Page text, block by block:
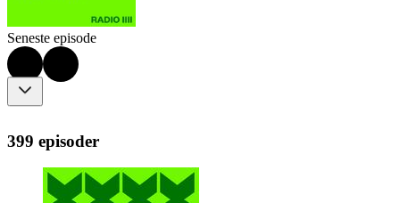
Seneste episode
399 episoder